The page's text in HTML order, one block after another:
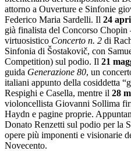
attorno a Ouverture e Sinfonie
Federico Maria Sardelli. Il 24
già finalista del Concorso Chopin
virtuosistico Concerto n. 2 di
Sinfonia di Šostakovič, con
Competition) sul podio. Il 21
guida Generazione 80, un
italiani appunto della cosiddetta
Respighi e Casella, mentre il 28
violoncellista Giovanni Sollima
Haydn e pagine proprie.
Donato Renzetti sul podio per la
opere più imponenti e visionarie
Novecento.